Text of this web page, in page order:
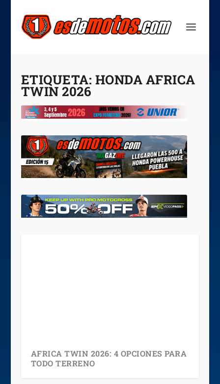
ETIQUETA: HONDA AFRICA
TWIN 2026
AFRICA TWIN 2026: 4 OPCIONES PARA
TODO TERRENO